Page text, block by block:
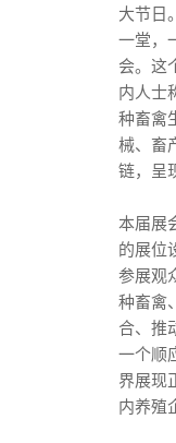
大节日
一堂，
会。这
内人士
种畜禽
械、畜
链，呈
本届展
的展位
参展观
种畜禽
合、推
一个顺
界展现
内养殖